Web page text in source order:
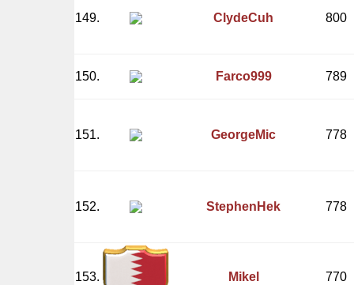
149. ClydeCuh 800
150. Farco999 789
151. GeorgeMic 778
152. StephenHek 778
153. Mikel 770